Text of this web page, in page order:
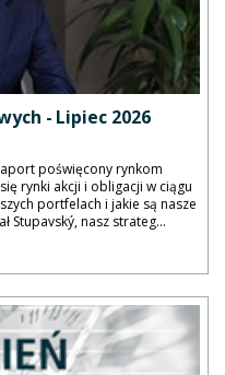
- Lipiec 2026
poświęcony rynkom
rynki akcji i obligacji w ciągu
portfelach i jakie są nasze
Stupavský, nasz strateg...